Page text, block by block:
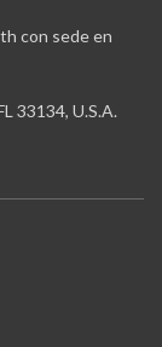
con sede en
33134, U.S.A.